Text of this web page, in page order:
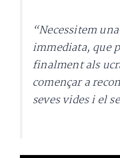
“Necessitem
immediata, que
finalment als
començar a
seves vides i el